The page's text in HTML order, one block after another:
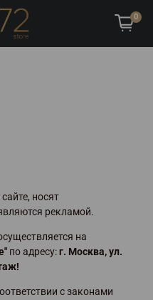
0
носят
рекламой.
на
по адресу:г. Москва, ул.
с законами